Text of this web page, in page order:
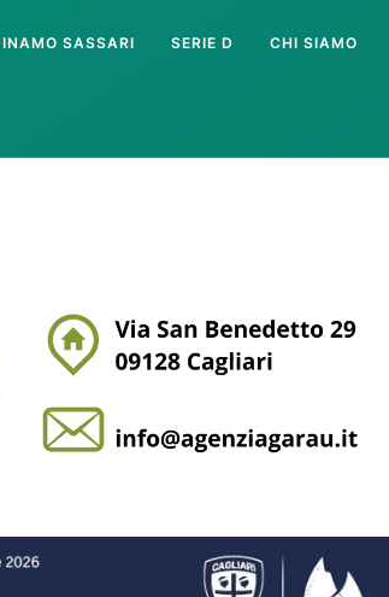
SASSARI SERIE D CHI SIAMO